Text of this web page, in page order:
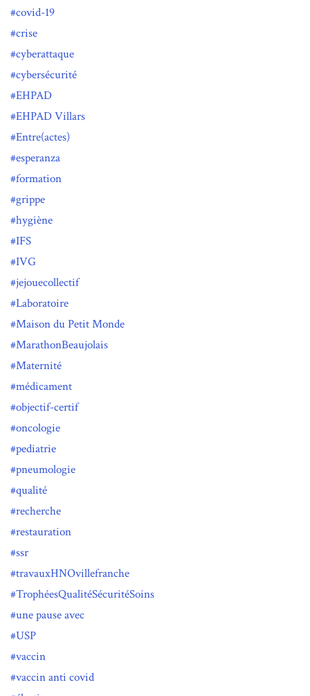
covid-19
crise
cyberattaque
cybersécurité
EHPAD
EHPAD Villars
Entre(actes)
esperanza
formation
grippe
hygiène
IFS
IVG
jejouecollectif
Laboratoire
Maison du Petit Monde
MarathonBeaujolais
Maternité
médicament
objectif-certif
oncologie
pediatrie
pneumologie
qualité
recherche
restauration
ssr
travauxHNOvillefranche
TrophéesQualitéSécuritéSoins
une pause avec
USP
vaccin
vaccin anti covid